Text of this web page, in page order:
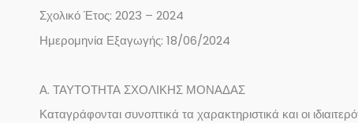
Σχολικό Έτος: 2023 – 2024
Ημερομηνία Εξαγωγής: 18/06/2024
Α. ΤΑΥΤΟΤΗΤΑ ΣΧΟΛΙΚΗΣ ΜΟΝΑΔΑΣ
Καταγράφονται συνοπτικά τα χαρακτηριστικά και οι